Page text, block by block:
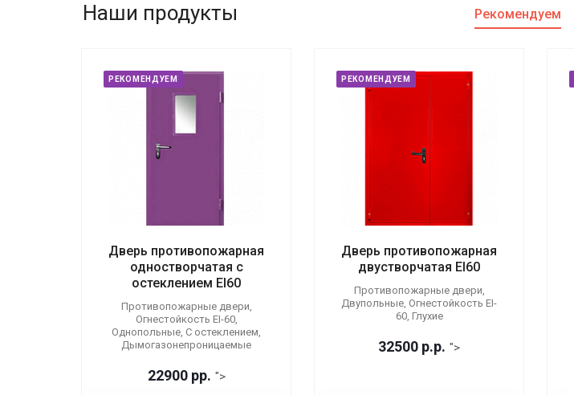
Наши продукты Рекомендуем
РЕКОМЕНДУЕМ
Дверь противопожарная
одностворчатая с
остеклением EI60
Противопожарные двери,
Огнестойкость EI-60,
Однопольные, С остеклением,
Дымогазонепроницаемые
22900 рр. ">
РЕКОМЕНДУЕМ
Дверь противопожарная
двустворчатая EI60
Противопожарные двери,
Двупольные, Огнестойкость EI-
60, Глухие
32500 р.р. ">